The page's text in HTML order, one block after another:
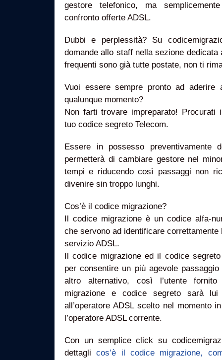
gestore telefonico, ma
confronto offerte ADSL.
Dubbi e perplessità? Su
domande allo staff nella sezione dedicata
frequenti sono già tutte postate, non ti
Vuoi essere sempre pronto ad aderire
qualunque momento?
Non farti trovare impreparato!
tuo codice segreto Telecom.
Essere in possesso preventivamente
permetterà di cambiare gestore nel
tempi e riducendo così passaggi non
divenire sin troppo lunghi.
Cos’è il codice migrazione?
Il codice migrazione è un codice alfa-
che servono ad identificare
servizio ADSL.
Il codice migrazione ed il codice
per consentire un più agevole
altro alternativo, così l’utente
migrazione e codice segreto sarà
all’operatore ADSL scelto nel momento
l’operatore ADSL corrente.
Con un semplice click su
dettaglicos’è il codice migrazione,